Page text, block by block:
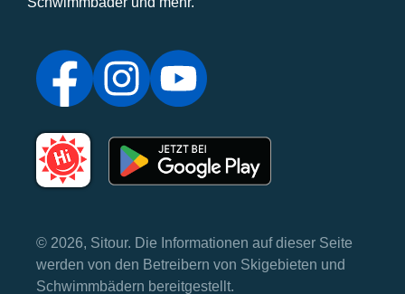
© 2026, Sitour. Die Informationen auf dieser Seite
werden von den Betreibern von Skigebieten und
Schwimmbädern bereitgestellt.